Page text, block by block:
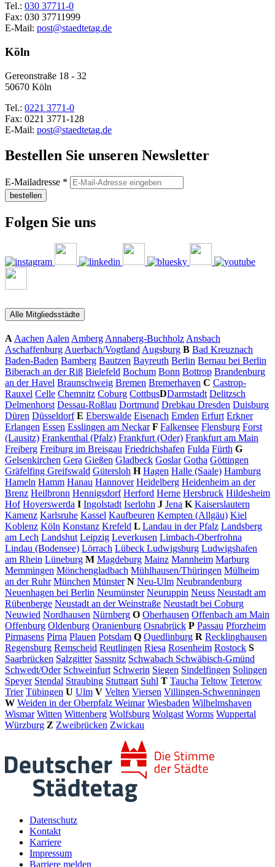
Tel.: 030 37711-0
Fax: 030 37711999
E-Mail: post@staedtetag.de
Köln
Gereonstraße 18 - 32
50670 Köln
Tel.: 0221 3771-0
Fax: 0221 3771-128
E-Mail: post@staedtetag.de
Bestellen Sie unseren Newsletter
E-Mailadresse *
bestellen
Folgen Sie uns
Alle Mitgliedsstädte
A Aachen Aalen Amberg Annaberg-Buchholz Ansbach
Aschaffenburg Auerbach/Vogtland Augsburg B Bad Kreuznach
Baden-Baden Bamberg Bautzen Bayreuth Berlin Bernau bei Berlin
Biberach an der Riß Bielefeld Bochum Bonn Bottrop Brandenburg
an der Havel Braunschweig Bremen Bremerhaven C Castrop-
Rauxel Celle Chemnitz Coburg CottbusDDarmstadt Delitzsch
Delmenhorst Dessau-Roßlau Dortmund Drebkau Dresden Duisburg
Düren Düsseldorf E Eberswalde Eisenach Emden Erfurt Erkner
Erlangen Essen Esslingen am Neckar F Falkensee Flensburg Forst
(Lausitz) Frankenthal (Pfalz) Frankfurt (Oder) Frankfurt am Main
Freiberg Freiburg im Breisgau Friedrichshafen Fulda Fürth G
Gelsenkirchen Gera Gießen Gladbeck Goslar Gotha Göttingen
Gräfelfing Greifswald Gütersloh H Hagen Halle (Saale) Hamburg
Hameln Hamm Hanau Hannover Heidelberg Heidenheim an der
Brenz Heilbronn Hennigsdorf Herford Herne Hersbruck Hildesheim
Hof Hoyerswerda I Ingolstadt Iserlohn J Jena K Kaiserslautern
Kamenz Karlsruhe Kassel Kaufbeuren Kempten (Allgäu) Kiel
Koblenz Köln Konstanz Krefeld L Landau in der Pfalz Landsberg
am Lech Landshut Leipzig Leverkusen Limbach-Oberfrohna
Lindau (Bodensee) Lörrach Lübeck Ludwigsburg Ludwigshafen
am Rhein Lüneburg M Magdeburg Mainz Mannheim Marburg
Memmingen Mönchengladbach Mühlhausen/Thüringen Mülheim
an der Ruhr München Münster N Neu-Ulm Neubrandenburg
Neuenhagen bei Berlin Neumünster Neuruppin Neuss Neustadt am
Rübenberge Neustadt an der Weinstraße Neustadt bei Coburg
Neuwied Nordhausen Nürnberg O Oberhausen Offenbach am Main
Offenburg Oldenburg Oranienburg Osnabrück P Passau Pforzheim
Pirmasens Pirna Plauen Potsdam Q Quedlinburg R Recklinghausen
Regensburg Remscheid Reutlingen Riesa Rosenheim Rostock S
Saarbrücken Salzgitter Sassnitz Schwabach Schwäbisch-Gmünd
Schwedt/Oder Schweinfurt Schwerin Siegen Sindelfingen Solingen
Speyer Stendal Straubing Stuttgart Suhl T Taucha Teltow Teterow
Trier Tübingen U Ulm V Velten Viersen Villingen-Schwenningen
W Weiden in der Oberpfalz Weimar Wiesbaden Wilhelmshaven
Wismar Witten Wittenberg Wolfsburg Wolgast Worms Wuppertal
Würzburg Z Zweibrücken Zwickau
Datenschutz
Kontakt
Karriere
Impressum
Barriere melden